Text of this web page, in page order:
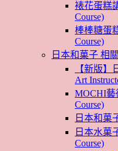
裱花蛋糕
Course)
棒棒糖蛋
Course)
日本和菓子 相
【新版
Art
MOCHI藝
Course)
日本和菓
日本水菓
Course)